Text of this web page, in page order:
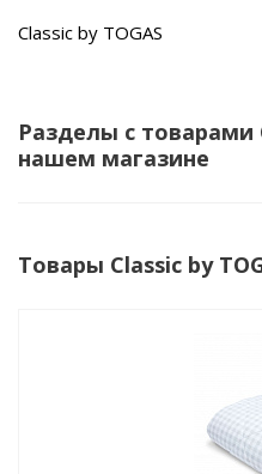
Classic by TOGAS
Разделы с товарами
нашем магазине
Товары Classic by